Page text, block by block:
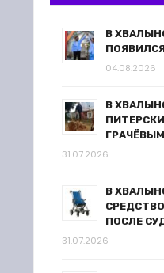
В
04.08.2026
В
ГРАЧЁВЫМ
31.07.2026
В
ПОСЛЕ
31.07.2026